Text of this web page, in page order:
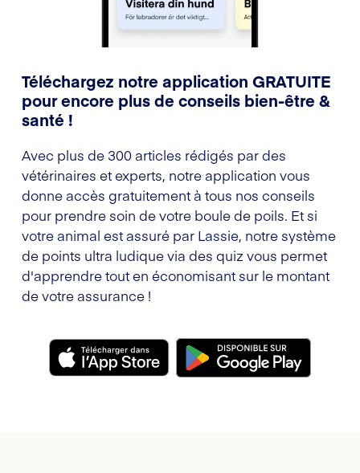
Téléchargez notre application GRATUITE
pour encore plus de conseils bien-être &
santé !
Avec plus de 300 articles rédigés par des
vétérinaires et experts, notre application vous
donne accès gratuitement à tous nos conseils
pour prendre soin de votre boule de poils. Et si
votre animal est assuré par Lassie, notre système
de points ultra ludique via des quiz vous permet
d'apprendre tout en économisant sur le montant
de votre assurance !